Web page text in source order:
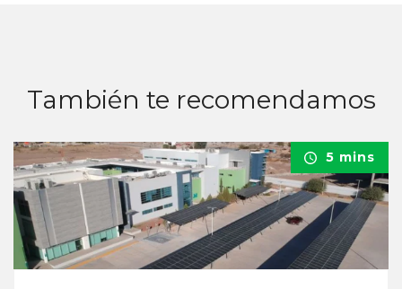
También te recomendamos
5 mins